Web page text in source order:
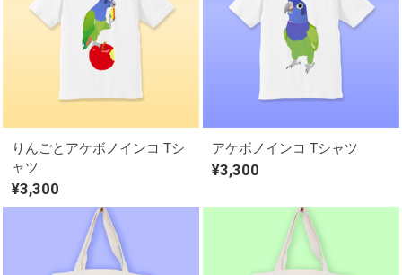
りんごとアケボノインコ Tシ
ャツ
¥3,300
アケボノインコ Tシャツ
¥3,300